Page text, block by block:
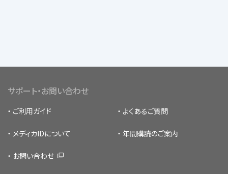
サポート・お問い合わせ
ご利用ガイド よくあるご質問
メディカIDについて 年間購読のご案内
お問い合わせ